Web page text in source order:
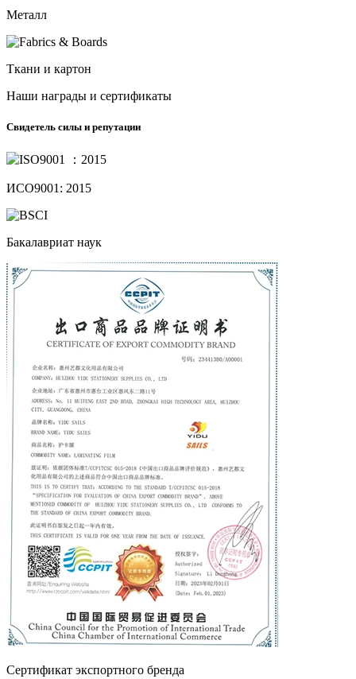
Металл
Ткани и картон
Наши награды и сертификаты
Свидетель силы и репутации
ИСО9001: 2015
Бакалавриат наук
Сертификат экспортного бренда